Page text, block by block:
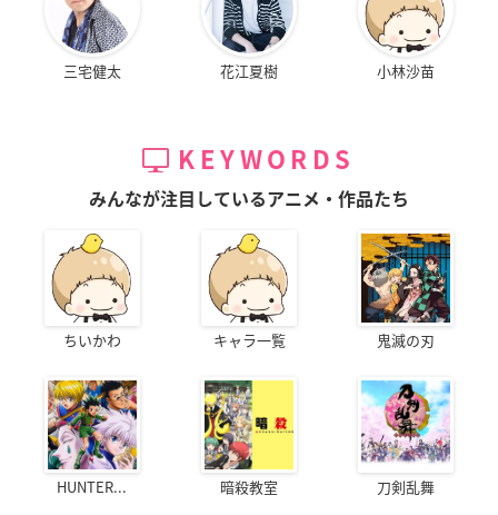
三宅健太 花江夏樹 小林沙苗
KEYWORDS
みんなが注目しているアニメ・作品たち
ちいかわ キャラ一覧 鬼滅の刃
HUNTER... 暗殺教室 刀剣乱舞